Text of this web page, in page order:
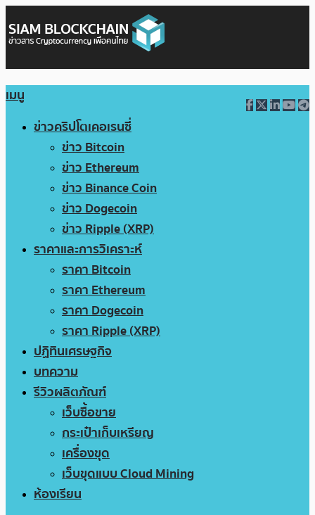
เมนู
ข่าวคริปโตเคอเรนซี่
ข่าว Bitcoin
ข่าว Ethereum
ข่าว Binance Coin
ข่าว Dogecoin
ข่าว Ripple (XRP)
ราคาและการวิเคราะห์
ราคา Bitcoin
ราคา Ethereum
ราคา Dogecoin
ราคา Ripple (XRP)
ปฏิทินเศรษฐกิจ
บทความ
รีวิวผลิตภัณฑ์
เว็บซื้อขาย
กระเป๋าเก็บเหรียญ
เครื่องขุด
เว็บขุดแบบ Cloud Mining
ห้องเรียน